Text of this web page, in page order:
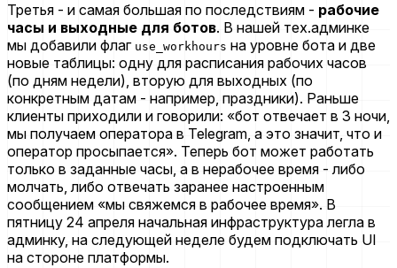
Третья - и самая большая по последствиям - рабочие
часы и выходные для ботов. В нашей тех.админке
мы добавили флаг use_workhours на уровне бота и две
новые таблицы: одну для расписания рабочих часов
(по дням недели), вторую для выходных (по
конкретным датам - например, праздники). Раньше
клиенты приходили и говорили: «бот отвечает в 3 ночи,
мы получаем оператора в Telegram, а это значит, что и
оператор просыпается». Теперь бот может работать
только в заданные часы, а в нерабочее время - либо
молчать, либо отвечать заранее настроенным
сообщением «мы свяжемся в рабочее время». В
пятницу 24 апреля начальная инфраструктура легла в
админку, на следующей неделе будем подключать UI
на стороне платформы.